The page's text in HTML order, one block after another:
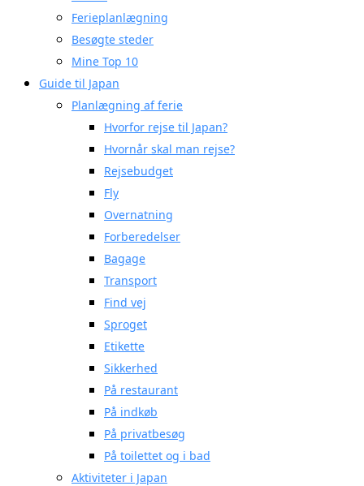
Ferieplanlægning
Besøgte steder
Mine Top 10
Guide til Japan
Planlægning af ferie
Hvorfor rejse til Japan?
Hvornår skal man rejse?
Rejsebudget
Fly
Overnatning
Forberedelser
Bagage
Transport
Find vej
Sproget
Etikette
Sikkerhed
På restaurant
På indkøb
På privatbesøg
På toilettet og i bad
Aktiviteter i Japan